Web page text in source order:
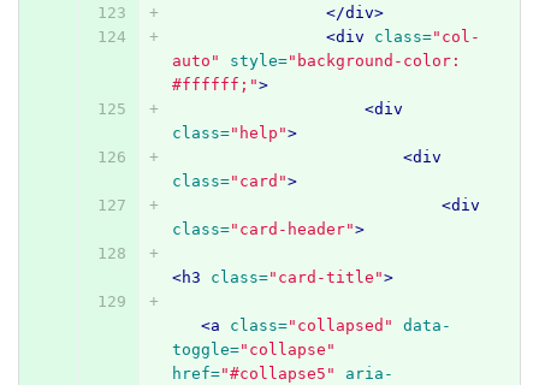
</div>
<div
class="col-
auto"
style="background-color:
#ffffff;">
<div
class="help">
<div
class="card">
<div
class="card-header">
<h3 class="card-title">
<a class="collapsed"
data-
toggle="collapse"
href="#collapse5"
aria-